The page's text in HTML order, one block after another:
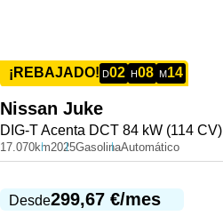
¡REBAJADO! D02 H08 M14
Nissan Juke
DIG-T Acenta DCT 84 kW (114 CV)
17.070km2025GasolinaAutomático
Desde299,67 €/mes